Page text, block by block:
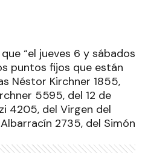
“el jueves 6 y sábados
puntos fijos que están
Néstor Kirchner 1855,
5595, del 12 de
4205, del Virgen del
2735, del Simón